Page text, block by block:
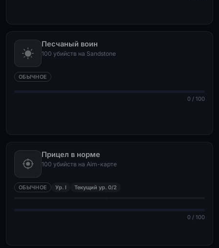
Песчаный воин
100 убийств на Sandstone
ОБЫЧНОЕ
0 / 100
Прицел в норме
100 убийств на Aim-карте
ОБЫЧНОЕ Ур. I Текущий ур. 0/2
0 / 100